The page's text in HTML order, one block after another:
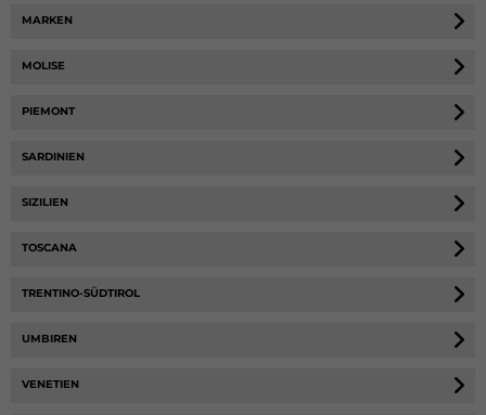
MARKEN
MOLISE
PIEMONT
SARDINIEN
SIZILIEN
TOSCANA
TRENTINO-SÜDTIROL
UMBIREN
VENETIEN